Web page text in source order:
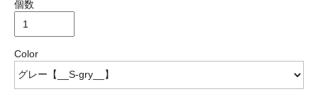
個数
Color